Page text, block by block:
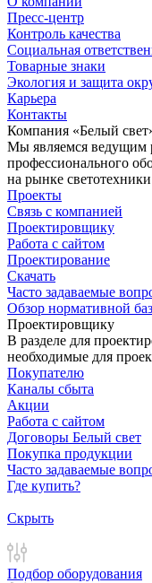
Пресс-центр
Контроль качества
Социальная
Товарные знаки
Экология и защита
Карьера
Контакты
Компания «Белый
Мы являемся ведущим
профессионального
на рынке
Проекты
Связь с компанией
Проектировщику
Работа с сайтом
Проектирование
Скачать
Часто задаваемые
Обзор нормативной
Проектировщику
В разделе для
необходимые для
Покупателю
Каналы сбыта
Акции
Работа с сайтом
Договоры Белый свет
Покупка продукции
Часто задаваемые
Где купить?
Скрыть
Подбор оборудования